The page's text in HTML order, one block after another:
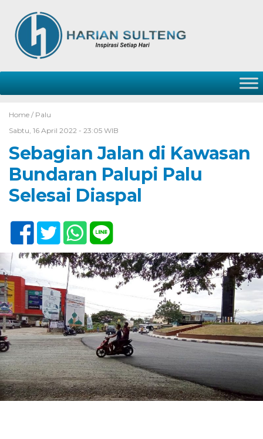
Home / Palu
Sabtu, 16 April 2022 - 23:05 WIB
Sebagian Jalan di Kawasan
Bundaran Palupi Palu
Selesai Diaspal